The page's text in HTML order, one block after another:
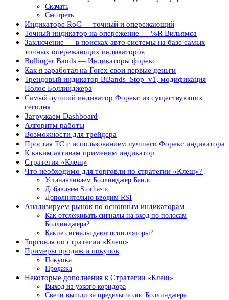
Скачать
Смотреть
Индикаторе RoC — точный и опережающий
Точный индикатор на опережение — %R Вильямса
Заключение — в поисках авто системы на базе самых
точных опережающих индикаторов
Bollinger Bands — Индикаторы форекс
Как я заработал на Forex свои первые деньги
Трендовый индикатор BBands_Stop_v1, модификация
Полос Боллинджера
Самый лучший индикатор Форекс из существующих
сегодня
Загружаем Dashboard
Алгоритм работы
Возможности для трейдера
Простая ТС с использованием лучшего Форекс индикатора
К каким активам применим индикатор
Стратегия «Клещ»
Что необходимо для торговли по стратегии «Клещ»?
Устанавливаем Боллинджер Бандс
Добавляем Stochastic
Дополнительно вводим RSI
Анализируем рынок по основным индикаторам
Как отслеживать сигналы на вход по полосам
Боллинджера?
Какие сигналы дают осцилляторы?
Торговля по стратегии «Клещ»
Примеры продаж и покупок
Покупка
Продажа
Некоторые дополнения к Стратегии «Клещ»
Выход из узкого коридора
Свечи вышли за пределы полос Боллинджера